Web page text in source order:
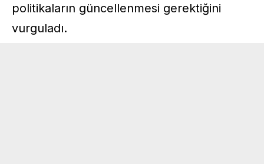
politikaların güncellenmesi gerektiğini
vurguladı.